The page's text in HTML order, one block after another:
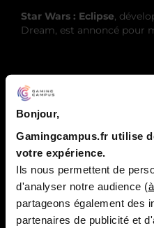
Bonjour,
Gamingcampus.fr utilise
votre expérience.
Ils nous permettent de
d'analyser notre audience (
partageons également des
partenaires de publicité et
Star Wars : Eclipse,
Dream, est annoncé pour